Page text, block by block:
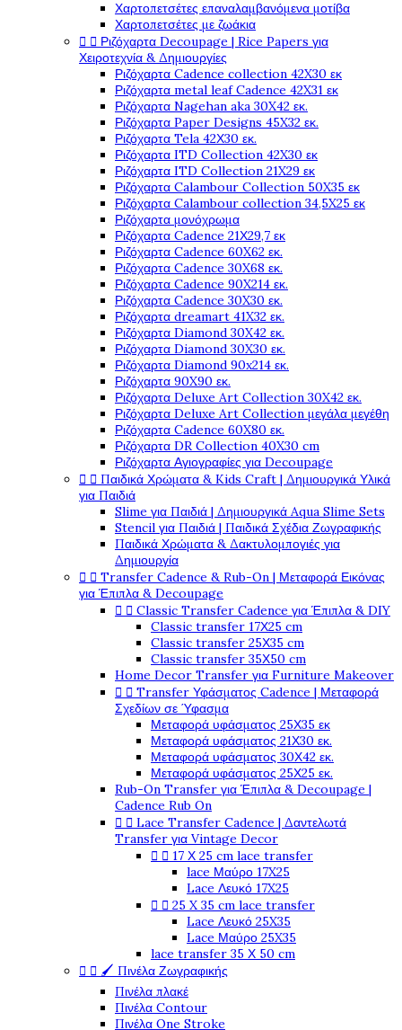
Χαρτοπετσέτες επαναλαμβανόμενα μοτίβα
Χαρτοπετσέτες με ζωάκια
  Ριζόχαρτα Decoupage | Rice Papers για
Χειροτεχνία & Δημιουργίες
Ριζόχαρτα Cadence collection 42X30 εκ
Ριζόχαρτα metal leaf Cadence 42X31 εκ
Ριζόχαρτα Nagehan aka 30X42 εκ.
Ριζόχαρτα Paper Designs 45X32 εκ.
Ριζόχαρτα Tela 42Χ30 εκ.
Ριζόχαρτα ITD Collection 42X30 εκ
Ριζόχαρτα ITD Collection 21X29 εκ
Ριζόχαρτα Calambour Collection 50X35 εκ
Ριζόχαρτα Calambour collection 34,5X25 εκ
Ριζόχαρτα μονόχρωμα
Ριζόχαρτα Cadence 21Χ29,7 εκ
Ριζόχαρτα Cadence 60X62 εκ.
Ριζόχαρτα Cadence 30X68 εκ.
Ριζόχαρτα Cadence 90X214 εκ.
Ριζόχαρτα Cadence 30X30 εκ.
Ριζόχαρτα dreamart 41X32 εκ.
Ριζόχαρτα Diamond 30X42 εκ.
Ριζόχαρτα Diamond 30X30 εκ.
Ριζόχαρτα Diamond 90x214 εκ.
Ριζόχαρτα 90X90 εκ.
Ριζόχαρτα Deluxe Art Collection 30X42 εκ.
Ριζόχαρτα Deluxe Art Collection μεγάλα μεγέθη
Ριζόχαρτα Cadence 60X80 εκ.
Ριζόχαρτα DR Collection 40X30 cm
Ριζόχαρτα Αγιογραφίες για Decoupage
  Παιδικά Χρώματα & Kids Craft | Δημιουργικά Υλικά
για Παιδιά
Slime για Παιδιά | Δημιουργικά Aqua Slime Sets
Stencil για Παιδιά | Παιδικά Σχέδια Ζωγραφικής
Παιδικά Χρώματα & Δακτυλομπογιές για
Δημιουργία
  Transfer Cadence & Rub-On | Μεταφορά Εικόνας
για Έπιπλα & Decoupage
  Classic Transfer Cadence για Έπιπλα & DIY
Classic transfer 17Χ25 cm
Classic transfer 25Χ35 cm
Classic transfer 35Χ50 cm
Home Decor Transfer για Furniture Makeover
  Transfer Υφάσματος Cadence | Μεταφορά
Σχεδίων σε Ύφασμα
Μεταφορά υφάσματος 25Χ35 εκ
Μεταφορά υφάσματος 21Χ30 εκ.
Μεταφορά υφάσματος 30Χ42 εκ.
Μεταφορά υφάσματος 25Χ25 εκ.
Rub-On Transfer για Έπιπλα & Decoupage |
Cadence Rub On
  Lace Transfer Cadence | Δαντελωτά
Transfer για Vintage Decor
  17 Χ 25 cm lace transfer
lace Μαύρο 17X25
Lace Λευκό 17X25
  25 X 35 cm lace transfer
Lace Λευκό 25X35
Lace Μαύρο 25X35
lace transfer 35 Χ 50 cm
  🖌️ Πινέλα Ζωγραφικής
Πινέλα πλακέ
Πινέλα Contour
Πινέλα One Stroke